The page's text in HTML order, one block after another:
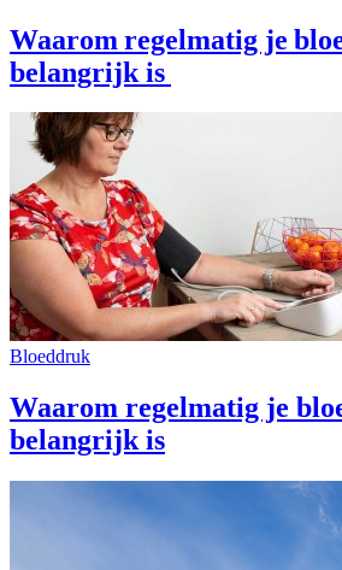
Waarom regelmatig je
belangrijk is
Bloeddruk
Waarom regelmatig je
belangrijk is